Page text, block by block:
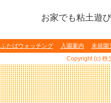
お家でも粘土遊
ふたばウォッチング 入園案内
未就園
Copyright (c) 秩